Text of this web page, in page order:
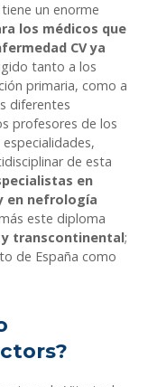
un enorme
los médicos que
CV ya
tanto a los
primaria, como a
diferentes
profesores de los
de esta
en
en nefrología
este diploma
transcontinental;
de España como